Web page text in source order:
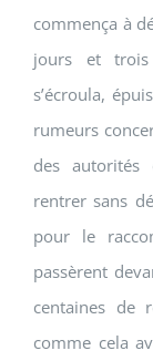
commença à
jours et trois
s’écroula,
rumeurs
des
rentrer sans
pour le
passèrent
centaines de
comme cela